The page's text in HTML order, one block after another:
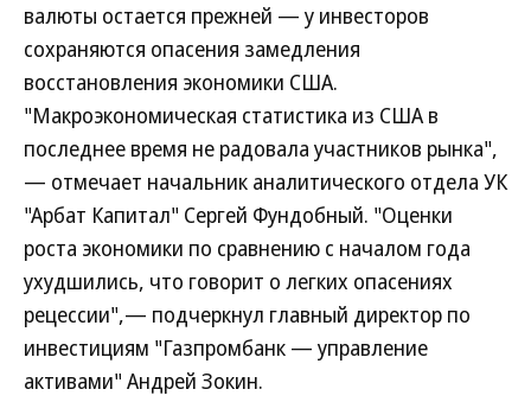
валюты остается прежней — у инвесторов
сохраняются опасения замедления
восстановления экономики США.
"Макроэкономическая статистика из США в
последнее время не радовала участников рынка",
— отмечает начальник аналитического отдела УК
"Арбат Капитал" Сергей Фундобный. "Оценки
роста экономики по сравнению с началом года
ухудшились, что говорит о легких опасениях
рецессии",— подчеркнул главный директор по
инвестициям "Газпромбанк — управление
активами" Андрей Зокин.